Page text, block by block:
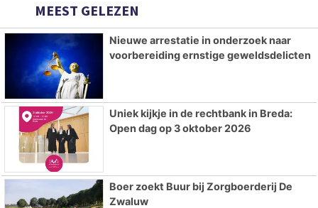
MEEST GELEZEN
Nieuwe arrestatie in onderzoek naar
voorbereiding ernstige geweldsdelicten
Uniek kijkje in de rechtbank in Breda:
Open dag op 3 oktober 2026
Boer zoekt Buur bij Zorgboerderij De
Zwaluw